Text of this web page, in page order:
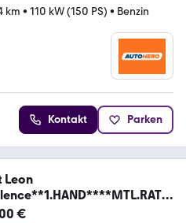
km • 110 kW (150 PS) • Benzin
Kontakt Parken
Leon
€